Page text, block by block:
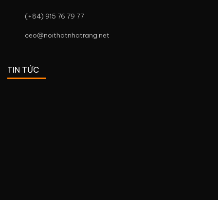
(+84) 915 76 79 77
ceo@noithatnhatrang.net
TIN TỨC